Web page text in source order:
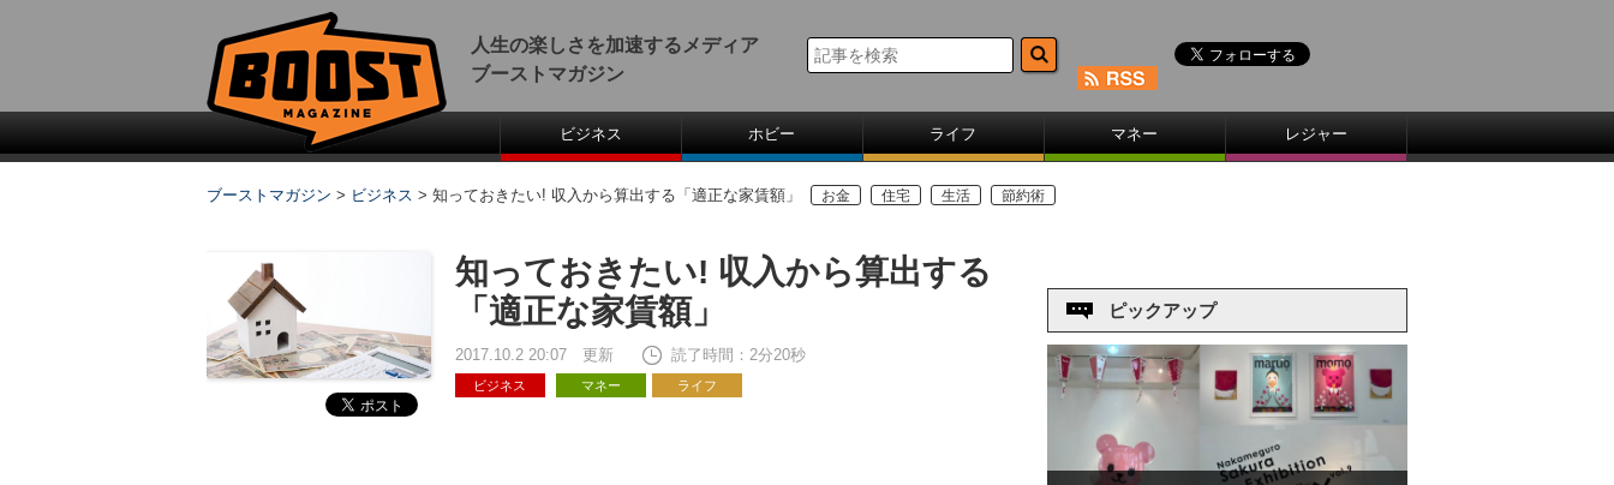
人生の楽しさを加速するメディア
ブーストマガジン
ビジネス ホビー ライフ マネー レジャー
ブーストマガジン > ビジネス > 知っておきたい! 収入から算出する「適正な家賃額」 お金 住宅 生活 節約術
知っておきたい! 収入から算出する
「適正な家賃額」
2017.10.2 20:07 更新 読了時間：2分20秒
ビジネス マネー ライフ
ピックアップ